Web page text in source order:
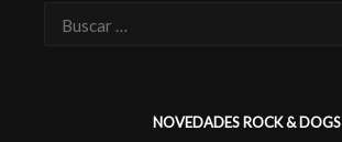
NOVEDADES ROCK & DOGS